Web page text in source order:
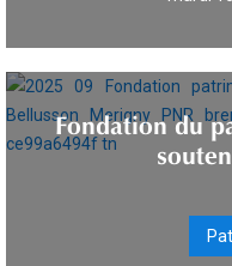
Fondation du